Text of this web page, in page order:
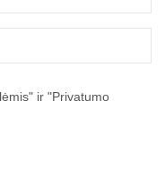
ir "Privatumo